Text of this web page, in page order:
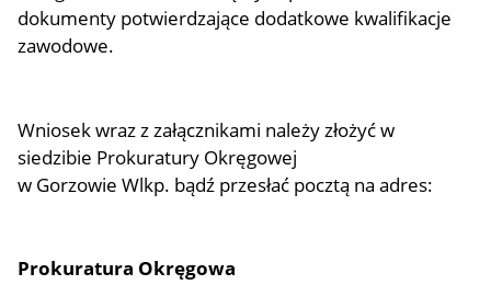
dokumenty potwierdzające dodatkowe kwalifikacje
zawodowe.
Wniosek wraz z załącznikami należy złożyć w
siedzibie Prokuratury Okręgowej
w Gorzowie Wlkp. bądź przesłać pocztą na adres:
Prokuratura Okręgowa